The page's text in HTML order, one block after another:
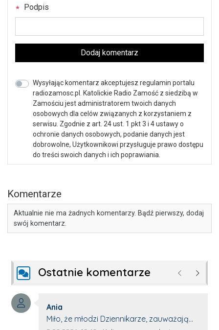
Podpis
Dodaj komentarz
Wysyłając komentarz akceptujesz regulamin portalu
radiozamosc.pl. Katolickie Radio Zamość z siedzibą w
Zamościu jest administratorem twoich danych
osobowych dla celów związanych z korzystaniem z
serwisu. Zgodnie z art. 24 ust. 1 pkt 3 i 4 ustawy o
ochronie danych osobowych, podanie danych jest
dobrowolne, Użytkownikowi przysługuje prawo dostępu
do treści swoich danych i ich poprawiania.
Komentarze
Aktualnie nie ma żadnych komentarzy. Bądź pierwszy, dodaj
swój komentarz.
Ostatnie komentarze Poprzednie
Autor komentarza:
Ania
Treść komentarza:
Miło, że młodzi Dziennikarze, zauważają